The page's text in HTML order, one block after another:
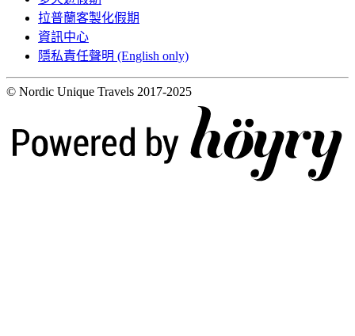
拉普蘭客製化假期
資訊中心
隱私責任聲明 (English only)
© Nordic Unique Travels 2017-2025